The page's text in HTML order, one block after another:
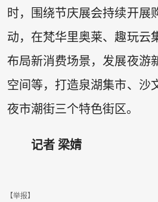
时，围绕节庆展会持续开展
动，在梵华里奥莱、趣玩云
布局新消费场景，发展夜游
空间等，打造泉湖集市、沙
夜市潮街三个特色街区。
记者 梁婧
【举报】